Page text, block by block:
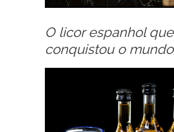
O licor espanhol que
conquistou o mundo